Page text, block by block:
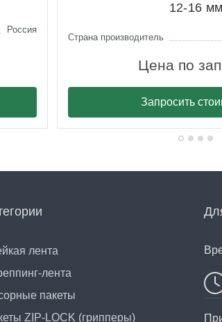
Россия
12-16 мм
Страна производитель
Цена по
Запросить
лента
лента
пакеты
ZIP-LOCK (грипперы)